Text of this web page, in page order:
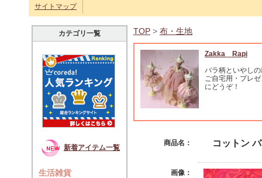
サイトマップ
カテゴリ一覧
新着アイテム一覧
生活雑貨
TOP > 布・生地
Zakka Rapi
バラ柄といやし
ご自宅用・プレ
にどうぞ！
商品名： コットン
画像：